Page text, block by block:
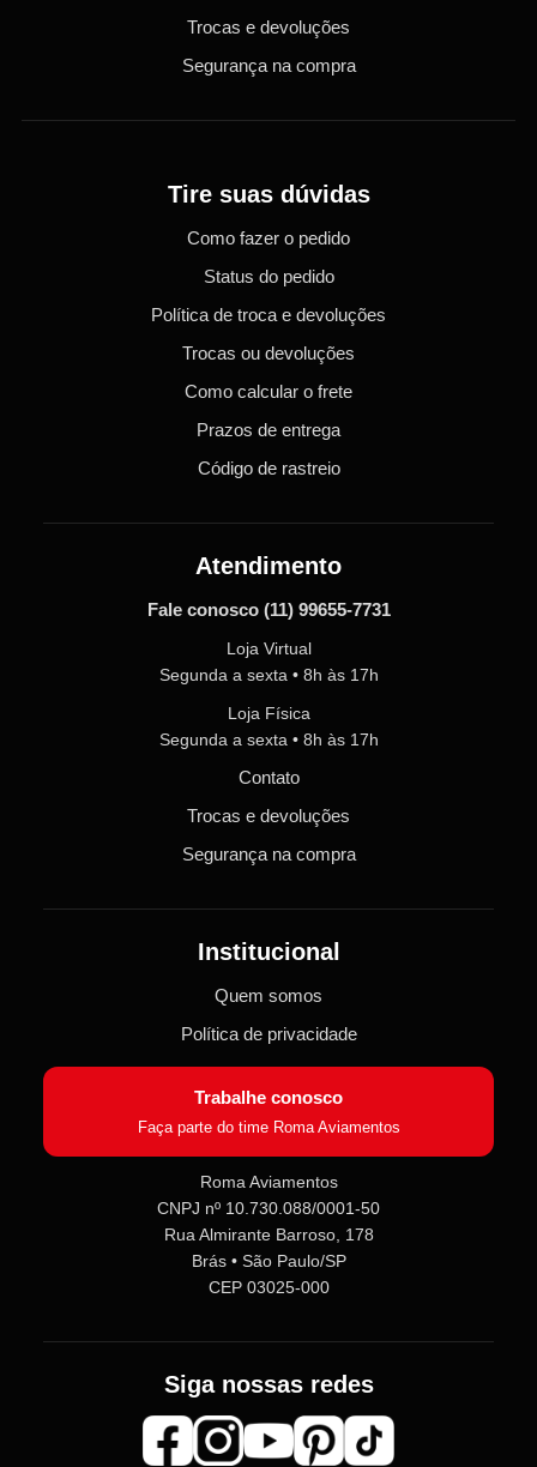
Roma Aviamentos
Online agora
Aviamentos!
Fale com a gente pelo SAC para tirar
dúvidas sobre pedidos e produtos,
ou entre no nossoGrupo VIP
receba em primeira mão
Trocas e devoluções
Segurança na compra
Tire suas dúvidas
Como fazer o pedido
Status do pedido
Política de troca e devoluções
Trocas ou devoluções
Como calcular o frete
Prazos de entrega
Código de rastreio
Atendimento
Fale conosco (11) 99655-7731
Loja Virtual
Segunda a sexta • 8h às 17h
Loja Física
Segunda a sexta • 8h às 17h
Contato
Trocas e devoluções
Segurança na compra
Institucional
Quem somos
Política de privacidade
Trabalhe conosco
Faça parte do time Roma Aviamentos
Roma Aviamentos
CNPJ nº 10.730.088/0001-50
Rua Almirante Barroso, 178
Brás • São Paulo/SP
CEP 03025-000
Siga nossas redes